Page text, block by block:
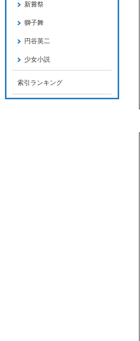
新嘗祭
獅子舞
円谷英二
少女小説
索引ランキング